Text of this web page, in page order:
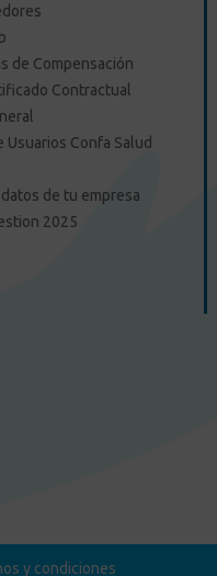
de Compensación
Contractual
Usuarios Confa Salud
de tu empresa
2025
y condiciones